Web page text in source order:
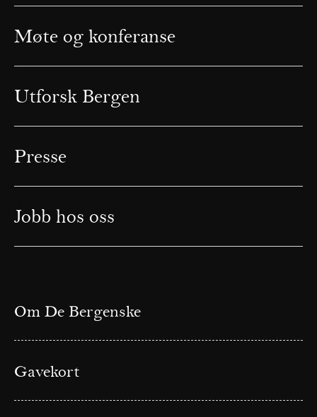
Møte og konferanse
Utforsk Bergen
Presse
Jobb hos oss
Om De Bergenske
Gavekort